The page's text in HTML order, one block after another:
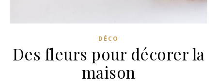
DÉCO
Des fleurs pour décorer la
maison